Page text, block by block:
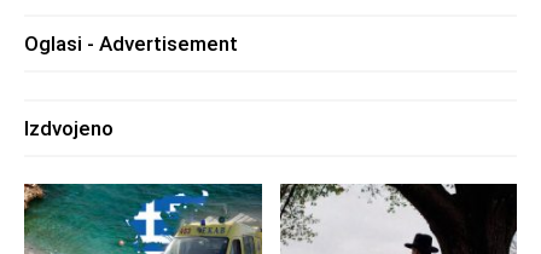
Oglasi - Advertisement
Izdvojeno